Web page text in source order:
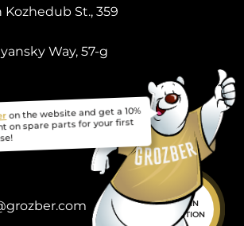
HELP IN
SELECTION
Kozhedub St., 359
Way, 57-g
on the website and get a 10%
on spare parts for your first